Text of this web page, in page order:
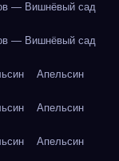
— Вишнёвый сад
— Вишнёвый сад
Апельсин
Апельсин
Апельсин